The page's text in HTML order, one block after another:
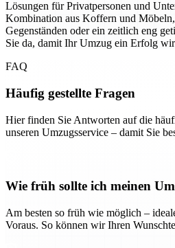
Lösungen für Privatpersonen und
Kombination aus Koffern und
Gegenständen oder ein zeitlich eng
Sie da, damit Ihr Umzug ein Erfolg
FAQ
Häufig gestellte Fragen
Hier finden Sie Antworten auf die
unseren Umzugsservice – damit Sie
Wie früh sollte ich meinen
Am besten so früh wie möglich –
Voraus. So können wir Ihren